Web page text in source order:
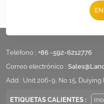
Teléfono : +86 -592-6212776
Correo electrónico :
Add : Unit 206-9, No 15, Duiying
ETIQUETAS CALIENTES :